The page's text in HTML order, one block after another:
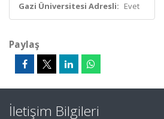
Gazi Üniversitesi Adresli: Evet
Paylaş
İletişim Bilgileri